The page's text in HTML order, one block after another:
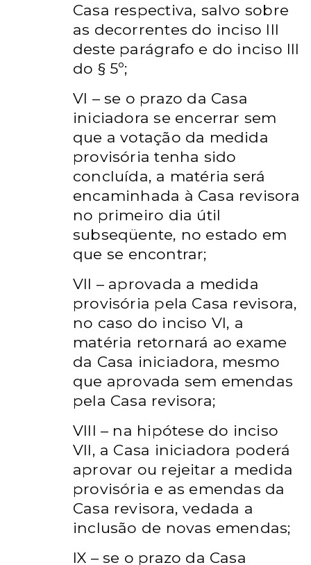
Casa respectiva, salvo sobre
as decorrentes do inciso III
deste parágrafo e do inciso III
do § 5º;
VI – se o prazo da Casa
iniciadora se encerrar sem
que a votação da medida
provisória tenha sido
concluída, a matéria será
encaminhada à Casa revisora
no primeiro dia útil
subseqüente, no estado em
que se encontrar;
VII – aprovada a medida
provisória pela Casa revisora,
no caso do inciso VI, a
matéria retornará ao exame
da Casa iniciadora, mesmo
que aprovada sem emendas
pela Casa revisora;
VIII – na hipótese do inciso
VII, a Casa iniciadora poderá
aprovar ou rejeitar a medida
provisória e as emendas da
Casa revisora, vedada a
inclusão de novas emendas;
IX – se o prazo da Casa